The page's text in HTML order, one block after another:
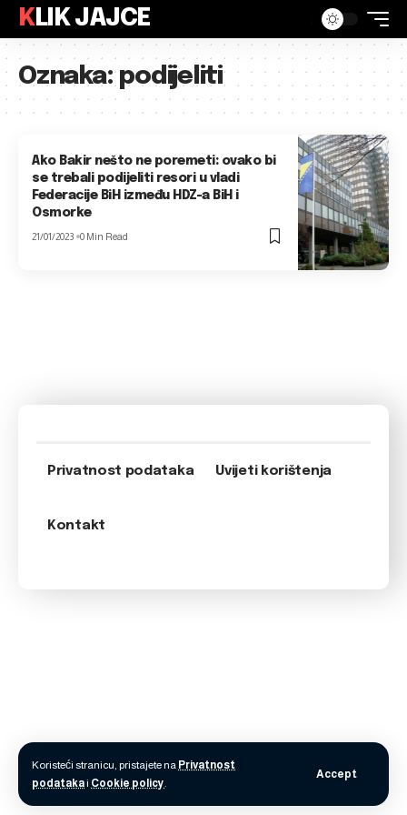
Koristeći stranicu, pristajete na Privatnost
podatakai Cookie policy.
Accept
KLIK JAJCE
Oznaka:podijeliti
Ako Bakir nešto ne poremeti: ovako bi
se trebali podijeliti resori u vladi
Federacije BiH između HDZ-a BiH i
Osmorke
21/01/2023 0 Min Read
Privatnost podataka Uvijeti korištenja
Kontakt